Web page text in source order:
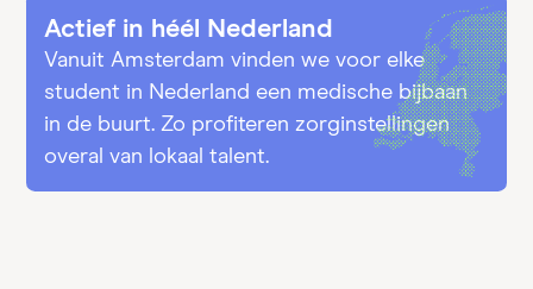
Actief in héél Nederland
Vanuit Amsterdam vinden we voor elke
student in Nederland een medische bijbaan
in de buurt. Zo profiteren zorginstellingen
overal van lokaal talent.